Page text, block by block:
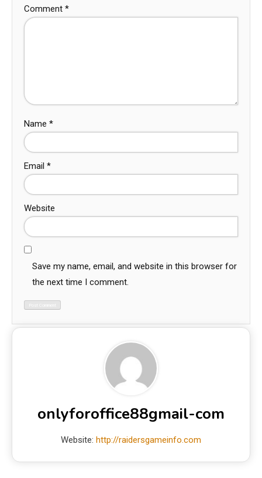
Comment *
Name *
Email *
Website
Save my name, email, and website in this browser for
the next time I comment.
onlyforoffice88gmail-com
Website: http://raidersgameinfo.com